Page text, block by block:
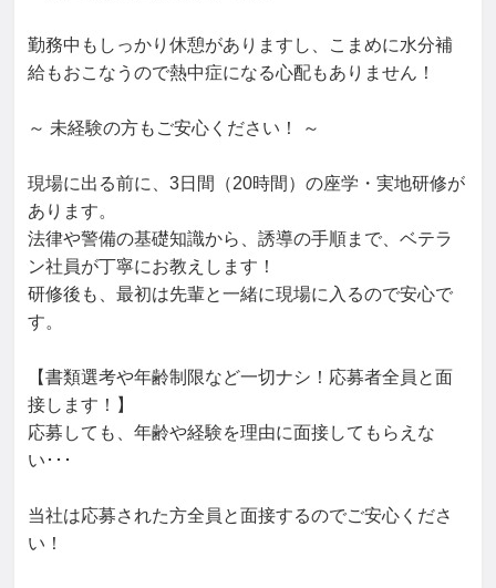
勤務中もしっかり休憩がありますし、こまめに水分補
給もおこなうので熱中症になる心配もありません！
～ 未経験の方もご安心ください！ ～
現場に出る前に、3日間（20時間）の座学・実地研修が
あります。
法律や警備の基礎知識から、誘導の手順まで、ベテラ
ン社員が丁寧にお教えします！
研修後も、最初は先輩と一緒に現場に入るので安心で
す。
【書類選考や年齢制限など一切ナシ！応募者全員と面
接します！】
応募しても、年齢や経験を理由に面接してもらえな
い･･･
当社は応募された方全員と面接するのでご安心くださ
い！